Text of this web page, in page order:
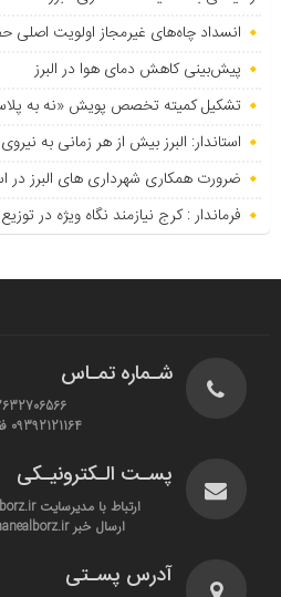
انسداد چاه‌های غیرمجاز اولویت اصلی
پیش‌بینی کاهش دمای هوا در البرز
تشکیل کمیته تخصص پویش «نه به
استاندار: البرز بیش از هر زمانی به
ضرورت همکاری شهرداری های البرز در
فرماندار : کرج نیازمند نگاه ویژه در
شـماره تمـاس
02632706566
09392121164 فقط پیامک
پسـت الـکترونیـکی
ارتباط با مدیرسایت ahmadi@samanealborz.ir
ارسال خبر shahrvand@samanealborz.ir
آدرس پسـتی